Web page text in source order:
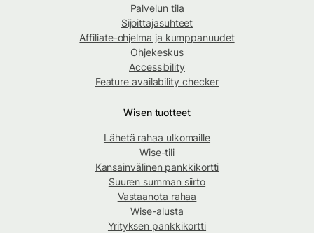
Palvelun tila
Sijoittajasuhteet
Affiliate-ohjelma ja kumppanuudet
Ohjekeskus
Accessibility
Feature availability checker
Wisen tuotteet
Lähetä rahaa ulkomaille
Wise-tili
Kansainvälinen pankkikortti
Suuren summan siirto
Vastaanota rahaa
Wise-alusta
Yrityksen pankkikortti